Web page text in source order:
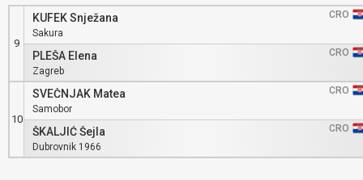
9
KUFEK Snježana
CRO
Sakura
PLEŠA Elena
CRO
Zagreb
10
SVEČNJAK Matea
CRO
Samobor
ŠKALJIĆ Šejla
CRO
Dubrovnik 1966